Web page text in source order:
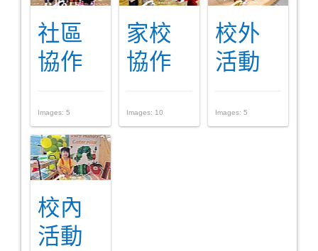
社區
協作
Images: 5
家校
協作
Images: 10
校外
活動
Images: 5
校內
活動